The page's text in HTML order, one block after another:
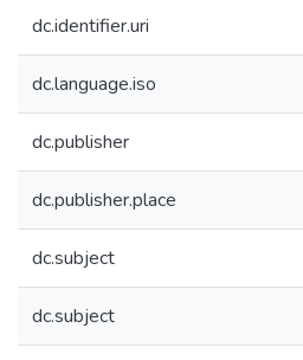
dc.identifier.uri
dc.language.iso
dc.publisher
dc.publisher.place
dc.subject
dc.subject